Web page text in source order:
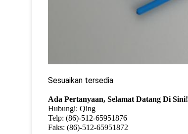
Sesuaikan tersedia
Ada Pertanyaan, Selamat Datang Di Sini!
Hubungi: Qing
Telp: (86)-512-65951876
Faks: (86)-512-65951872